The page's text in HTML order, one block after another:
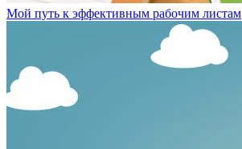
Мой путь к эффективным рабочим листам